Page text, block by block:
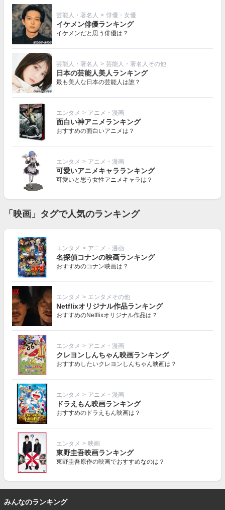
芸能人・著名人 > 俳優・女優
イケメン俳優ランキング
イケメンだと思う俳優は？
芸能人・著名人 > 芸能人・著名人その他
日本の芸能人美人ランキング
最も美人な日本の芸能人は誰？
エンタメ > アニメ・漫画
面白い神アニメランキング
おすすめの面白いアニメは？
エンタメ > アニメ・漫画
可愛いアニメキャラランキング
可愛いと思う女性アニメキャラは？
「映画」タグで人気のランキング
エンタメ > アニメ・漫画
名探偵コナンの映画ランキング
おすすめのコナン映画は？
エンタメ > エンタメその他
Netflixオリジナル作品ランキング
おすすめのNetflixオリジナル作品は？
エンタメ > アニメ・漫画
クレヨンしんちゃん映画ランキング
おすすめしたいクレヨンしんちゃん映画は？
エンタメ > アニメ・漫画
ドラえもん映画ランキング
おすすめのドラえもん映画は？
エンタメ > 映画
東野圭吾映画ランキング
東野圭吾原作の映画でおすすめなのは？
みんなのランキング